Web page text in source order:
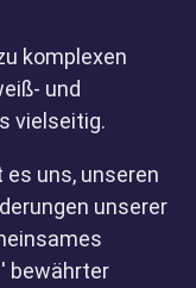
komplexen
und
vielseitig.
uns, unseren
unserer
bewährter